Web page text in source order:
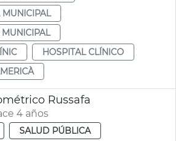
HOSPITAL CLÍNICO
Russafa
4 años
SALUD PÚBLICA